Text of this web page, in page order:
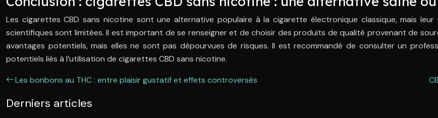
Les cigarettes CBD sans nicotine sont une alternative populaire à la cigarette électronique classique, mais
scientifiques sont limitées. Il est important de se renseigner et de choisir des produits de qualité provenant de
avantages potentiels, mais elles ne sont pas dépourvues de risques. Il est recommandé de consulter un
potentiels liés à l’utilisation de cigarettes CBD sans nicotine.
Les bonbons au THC : entre plaisir gustatif et effets controversés
Derniers articles